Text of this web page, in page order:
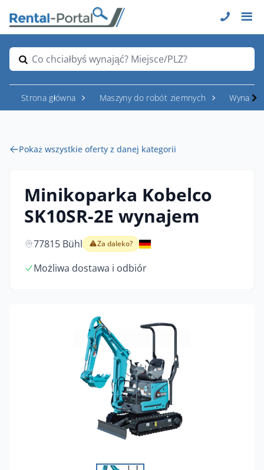
Co chciałbyś wynająć? Miejsce/PLZ?
Strona główna Maszyny do robót ziemnych
Pokaż wszystkie oferty z danej kategorii
Minikoparka Kobelco
SK10SR-2E wynajem
77815 Bühl Za daleko?
Możliwa dostawa i odbiór